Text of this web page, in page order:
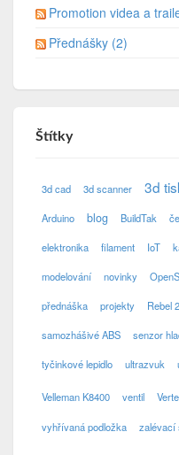
Promotion videa a
Přednášky (2)
Štítky
3d cad 3d scanner 3d
Arduino blog BuildTak
elektronika filament IoT
modelování novinky
přednáška projekty Rebel 2
samozhášivé ABS senzor
tyčinkové lepidlo ultrazvuk
Velleman K8400 ventil
vyhřívaná podložka zalévací